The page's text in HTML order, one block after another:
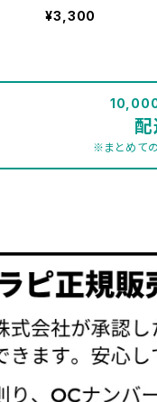
¥3,300
10,000
配
※まとめて